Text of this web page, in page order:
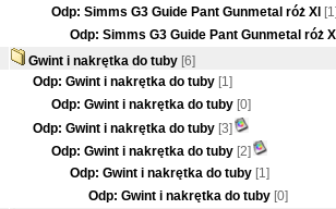
Odp: Simms G3 Guide Pant Gunmetal róż Xl
Odp: Simms G3 Guide Pant Gunmetal róż
Gwint i nakrętka do tuby [6]
Odp: Gwint i nakrętka do tuby [1]
Odp: Gwint i nakrętka do tuby [0]
Odp: Gwint i nakrętka do tuby [3]
Odp: Gwint i nakrętka do tuby [2]
Odp: Gwint i nakrętka do tuby [1]
Odp: Gwint i nakrętka do tuby [0]